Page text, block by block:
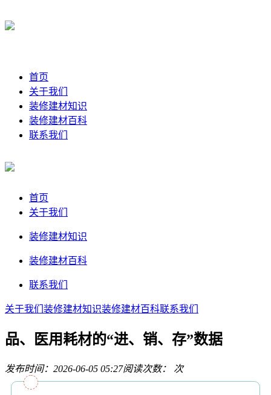
首页
关于我们
装修建材知识
装修建材百科
联系我们
首页
关于我们
装修建材知识
装修建材百科
联系我们
关于我们 装修建材知识装修建材百科联系我们
品、医用耗材的“进、销、存”数据
发布时间：2026-06-05 05:27阅读次数： 次